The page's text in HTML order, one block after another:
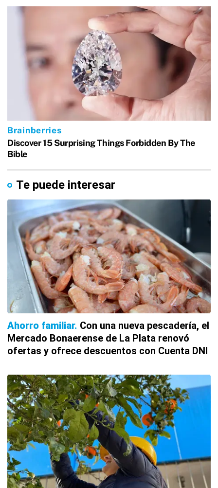
Te puede interesar
Ahorro familiar Con una nueva pescadería, el
Mercado Bonaerense de La Plata renovó
ofertas y ofrece descuentos con Cuenta DNI